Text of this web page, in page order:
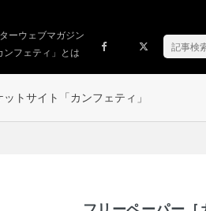
ーウェブマガジン
ンフェティ」とは
トサイト「カンフェティ」